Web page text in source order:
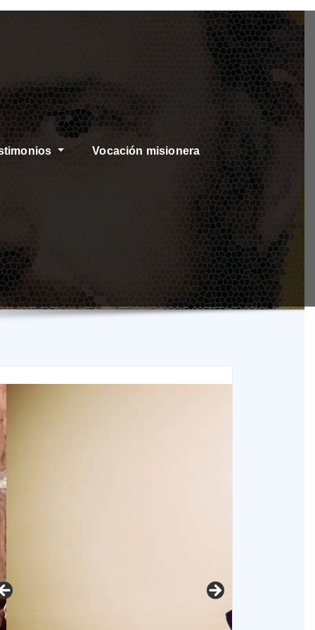
Vocación misionera